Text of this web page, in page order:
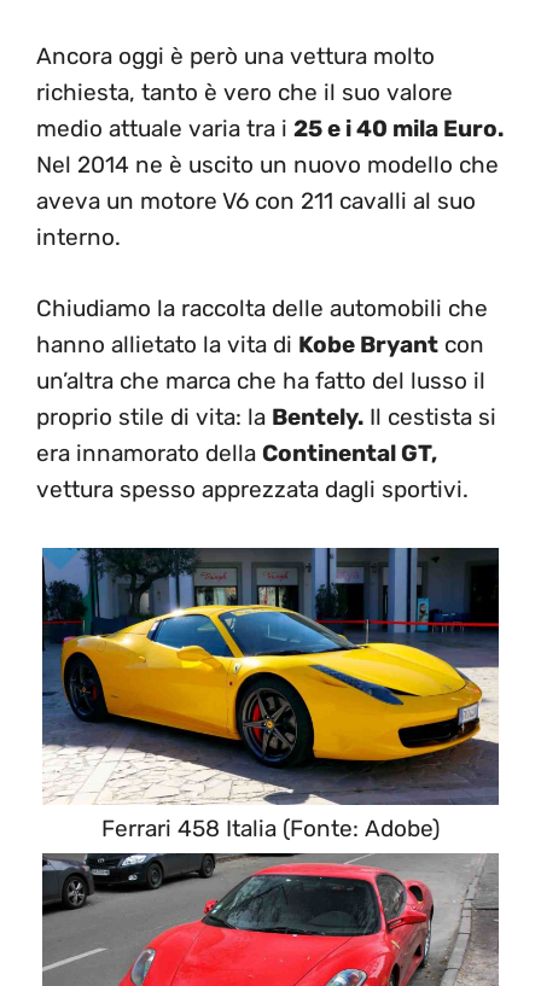
Ancora oggi è però una vettura molto
richiesta, tanto è vero che il suo valore
medio attuale varia tra i 25 e i 40 mila Euro.
Nel 2014 ne è uscito un nuovo modello che
aveva un motore V6 con 211 cavalli al suo
interno.
Chiudiamo la raccolta delle automobili che
hanno allietato la vita di Kobe Bryant con
un’altra che marca che ha fatto del lusso il
proprio stile di vita: la Bentely. Il cestista si
era innamorato della Continental GT,
vettura spesso apprezzata dagli sportivi.
Ferrari 458 Italia (Fonte: Adobe)